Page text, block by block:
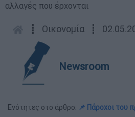
αλλαγές που έρχονται
┋ Οικονομία ┋
Newsroom
Ενότητες στο άρθρο: 📌 Πάροχοι του